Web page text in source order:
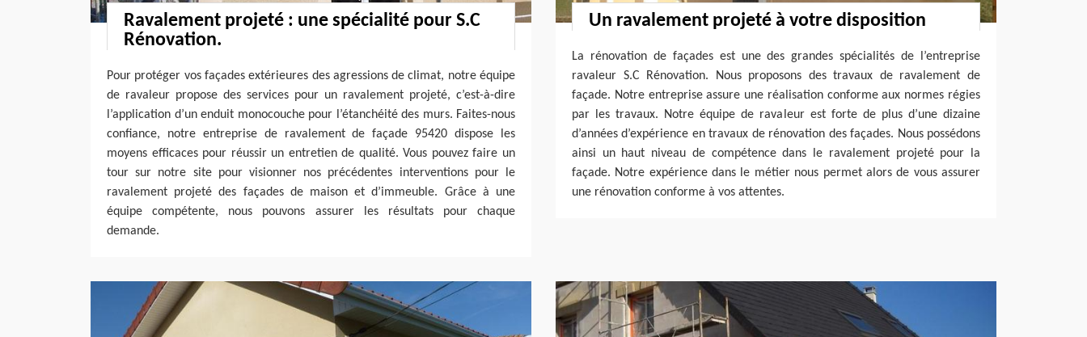
Ravalement projeté : une spécialité pour S.C
Rénovation.
Pour protéger vos façades extérieures des agressions de climat, notre équipe
de ravaleur propose des services pour un ravalement projeté, c’est-à-dire
l’application d’un enduit monocouche pour l’étanchéité des murs. Faites-nous
confiance, notre entreprise de ravalement de façade 95420 dispose les
moyens efficaces pour réussir un entretien de qualité. Vous pouvez faire un
tour sur notre site pour visionner nos précédentes interventions pour le
ravalement projeté des façades de maison et d’immeuble. Grâce à une
équipe compétente, nous pouvons assurer les résultats pour chaque
demande.
Un ravalement projeté à votre disposition
La rénovation de façades est une des grandes spécialités de l’entreprise
ravaleur S.C Rénovation. Nous proposons des travaux de ravalement de
façade. Notre entreprise assure une réalisation conforme aux normes régies
par les travaux. Notre équipe de ravaleur est forte de plus d’une dizaine
d’années d’expérience en travaux de rénovation des façades. Nous possédons
ainsi un haut niveau de compétence dans le ravalement projeté pour la
façade. Notre expérience dans le métier nous permet alors de vous assurer
une rénovation conforme à vos attentes.